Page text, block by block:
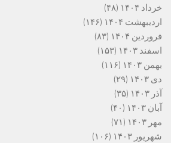
خرداد ۱۴۰۴
(۴۸)
اردیبهشت ۱۴۰۴
(۱۴۶)
فروردین ۱۴۰۴
(۸۳)
اسفند ۱۴۰۳
(۱۵۳)
بهمن ۱۴۰۳
(۱۱۶)
دی ۱۴۰۳
(۲۹)
آذر ۱۴۰۳
(۳۵)
آبان ۱۴۰۳
(۴۰)
مهر ۱۴۰۳
(۷۱)
شهریور ۱۴۰۳
(۱۰۶)